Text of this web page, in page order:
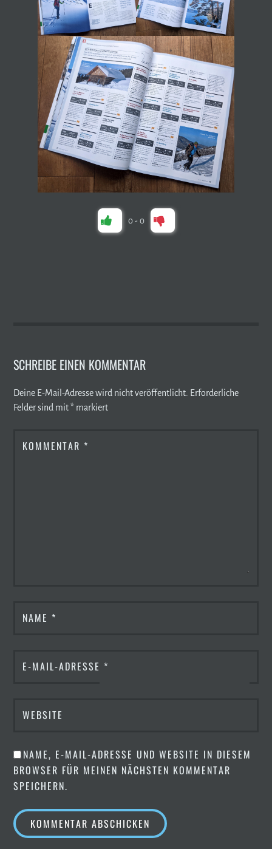
0 - 0
SCHREIBE EINEN KOMMENTAR
Deine E-Mail-Adresse wird nicht veröffentlicht. Erforderliche
Felder sind mit* markiert
KOMMENTAR *
NAME *
E-MAIL-ADRESSE *
WEBSITE
NAME, E-MAIL-ADRESSE UND WEBSITE IN DIESEM
BROWSER FÜR MEINEN NÄCHSTEN KOMMENTAR
SPEICHERN.